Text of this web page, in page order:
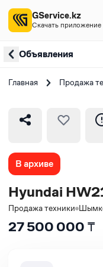
Объявления
Главная Продажа
В архиве
Hyundai
Продажа техники
27 500 000 ₸
GService.kz
Скачать приложение